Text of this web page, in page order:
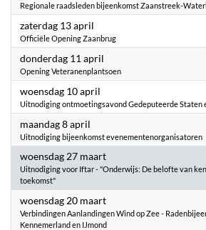
Regionale raadsleden bijeenkomst Zaanstreek-
zaterdag 13 april
Officiële Opening Zaanbrug
donderdag 11 april
Opening Veteranenplantsoen
woensdag 10 april
Uitnodiging ontmoetingsavond Gedeputeerde Staten
maandag 8 april
Uitnodiging bijeenkomst evenementenorganisatoren
woensdag 27 maart2024
Uitnodiging voor Iftar - "Onderwijs: De belofte van
toekomst"
woensdag 20 maart2024
Verbindingen Aanlandingen Wind op Zee -
Kennemerland en IJmond